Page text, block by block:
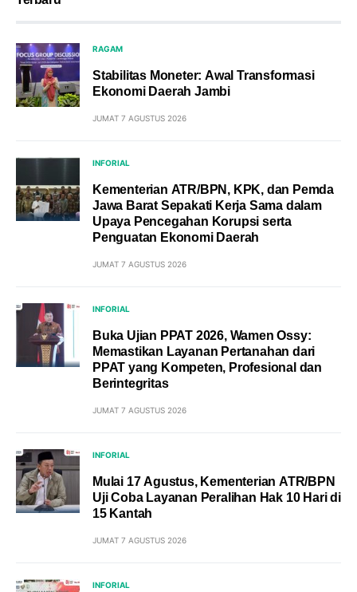
RAGAM
Stabilitas Moneter: Awal Transformasi
Ekonomi Daerah Jambi
JUMAT 7 AGUSTUS 2026
INFORIAL
Kementerian ATR/BPN, KPK, dan Pemda
Jawa Barat Sepakati Kerja Sama dalam
Upaya Pencegahan Korupsi serta
Penguatan Ekonomi Daerah
JUMAT 7 AGUSTUS 2026
INFORIAL
Buka Ujian PPAT 2026, Wamen Ossy:
Memastikan Layanan Pertanahan dari
PPAT yang Kompeten, Profesional dan
Berintegritas
JUMAT 7 AGUSTUS 2026
INFORIAL
Mulai 17 Agustus, Kementerian ATR/BPN
Uji Coba Layanan Peralihan Hak 10 Hari di
15 Kantah
JUMAT 7 AGUSTUS 2026
INFORIAL